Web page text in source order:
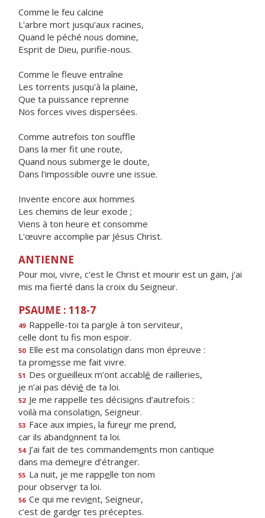
Comme le feu calcine
L'arbre mort jusqu'aux racines,
Quand le péché nous domine,
Esprit de Dieu, purifie-nous.
Comme le fleuve entraîne
Les torrents jusqu'à la plaine,
Que ta puissance reprenne
Nos forces vives dispersées.
Comme autrefois ton souffle
Dans la mer fit une route,
Quand nous submerge le doute,
Dans l'impossible ouvre une issue.
Invente encore aux hommes
Les chemins de leur exode ;
Viens à ton heure et consomme
L'œuvre accomplie par Jésus Christ.
ANTIENNE
Pour moi, vivre, c'est le Christ et mourir est un gain, j'ai
mis ma fierté dans la croix du Seigneur.
PSAUME : 118-7
49 Rappelle-toi ta parole à ton serviteur,
celle dont tu fs mon espoir.
50 Elle est ma consolation dans mon épreuve :
ta promesse me fait vivre.
51 Des orgueilleux m’ont accablé de railleries,
je n’ai pas dévié de ta loi.
52 Je me rappelle tes décisions d’autrefois :
voilà ma consolation, Seigneur.
53 Face aux impies, la fureur me prend,
car ils abandonnent ta loi.
54 J’ai fait de tes commandements mon cantique
dans ma demeure d’étranger.
55 La nuit, je me rappelle ton nom
pour observer ta loi.
56 Ce qui me revient, Seigneur,
c’est de garder tes préceptes.